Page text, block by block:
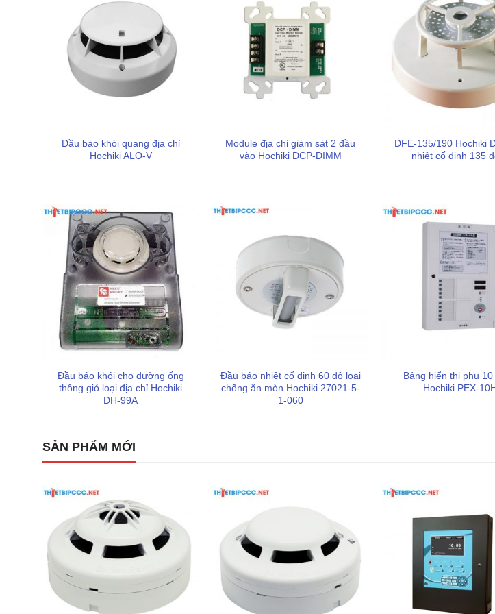
Sản phẩm không chỉ là một tủ điều khiển thông thường mà còn tích hợp nhiều công nghệ tiên
an toàn tuyệt đối:
Cơ chế trì hoãn báo cháy (Time Delay) thông minh:
Đây là điểm khác biệt lớn nhất giúp
giả. Khi nhận tín hiệu cháy lần đầu, hệ thống sẽ chờ 9 giây, sau đó tự động reset đầu báo
hiệu cháy tiếp tục xuất hiện trong vòng 40 giây tiếp theo, tủ mới kích hoạt báo động chính
Đầu báo khói quang địa chỉ
Hochiki ALO-V
Module địa chỉ giám sát 2 đầu
vào Hochiki DCP-DIMM
DFE-135/190 Hochiki
nhiệt cố định 135
Đầu báo khói cho đường ống
thông gió loại địa chỉ Hochiki
DH-99A
Đầu báo nhiệt cố định 60 độ loại
chống ăn mòn Hochiki 27021-5-
1-060
Bảng hiển thị phụ 10
Hochiki PEX-
SẢN PHẨM MỚI